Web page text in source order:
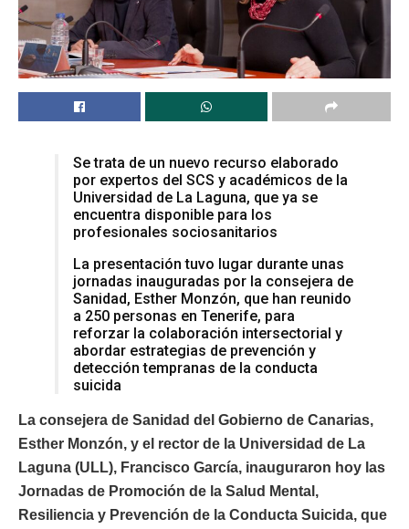
Se trata de un nuevo recurso elaborado
por expertos del SCS y académicos de la
Universidad de La Laguna, que ya se
encuentra disponible para los
profesionales sociosanitarios
La presentación tuvo lugar durante unas
jornadas inauguradas por la consejera de
Sanidad, Esther Monzón, que han reunido
a 250 personas en Tenerife, para
reforzar la colaboración intersectorial y
abordar estrategias de prevención y
detección tempranas de la conducta
suicida
La consejera de Sanidad del Gobierno de Canarias,
Esther Monzón, y el rector de la Universidad de La
Laguna (ULL), Francisco García, inauguraron hoy las
Jornadas de Promoción de la Salud Mental,
Resiliencia y Prevención de la Conducta Suicida, que